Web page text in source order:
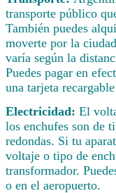
transporte público
También puedes
moverte por la
varía según la
Puedes pagar en
una tarjeta
Electricidad: El
los enchufes son de
redondas. Si tu
voltaje o tipo de
transformador.
o en el aeropuerto.